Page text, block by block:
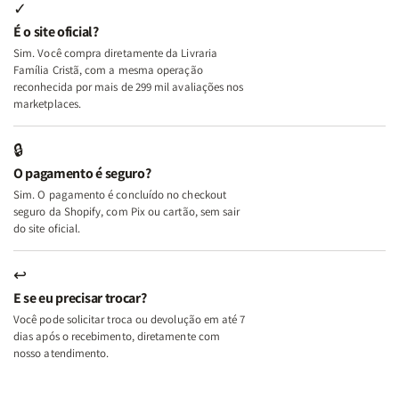
e
Deus
+
A
Mulher
Lar
+
A
Lar
✓
É o site oficial?
Sim. Você compra diretamente da Livraria
Família Cristã, com a mesma operação
reconhecida por mais de 299 mil avaliações nos
marketplaces.
🔒
O pagamento é seguro?
Sim. O pagamento é concluído no checkout
seguro da Shopify, com Pix ou cartão, sem sair
do site oficial.
↩
E se eu precisar trocar?
Você pode solicitar troca ou devolução em até 7
dias após o recebimento, diretamente com
nosso atendimento.